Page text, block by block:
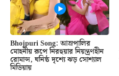
Bhojpuri Song: আম্রপালির
মোহনীয় রূপে নিরহুয়ার নিয়ন্ত্রণহীন
রোমান্স, ঘনিষ্ঠ দৃশ্যে ঝড় সোশ্যাল
মিডিয়ায়